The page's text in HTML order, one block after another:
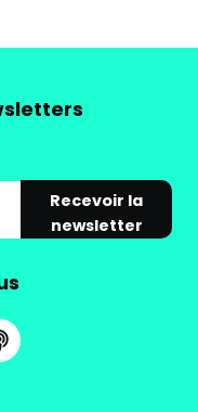
Recevoir la
newsletter